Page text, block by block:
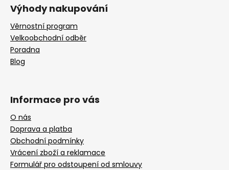
Výhody nakupování
Věrnostní program
Velkoobchodní odběr
Poradna
Blog
Informace pro vás
O nás
Doprava a platba
Obchodní podmínky
Vrácení zboží a reklamace
Formulář pro odstoupení od smlouvy